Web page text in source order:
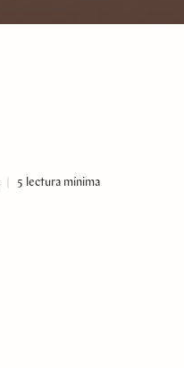
5 lectura mínima